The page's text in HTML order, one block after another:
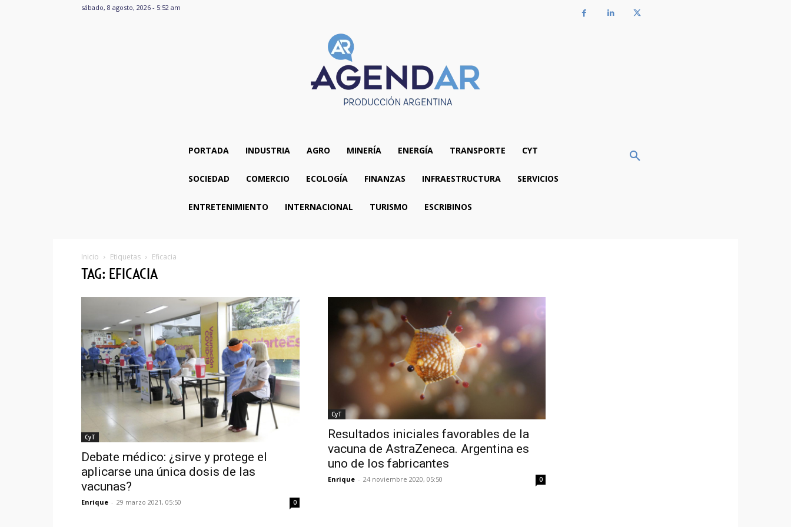
sábado, 8 agosto, 2026 - 5:52 am
PORTADA INDUSTRIA AGRO MINERÍA ENERGÍA TRANSPORTE CYT
SOCIEDAD COMERCIO ECOLOGÍA FINANZAS INFRAESTRUCTURA SERVICIOS
ENTRETENIMIENTO INTERNACIONAL TURISMO ESCRIBINOS
Inicio Etiquetas Eficacia
TAG: EFICACIA
CyT
Debate médico: ¿sirve y protege el
aplicarse una única dosis de las
vacunas?
Enrique - 29 marzo 2021, 05:50 0
CyT
Resultados iniciales favorables de la
vacuna de AstraZeneca. Argentina es
uno de los fabricantes
Enrique - 24 noviembre 2020, 05:50 0